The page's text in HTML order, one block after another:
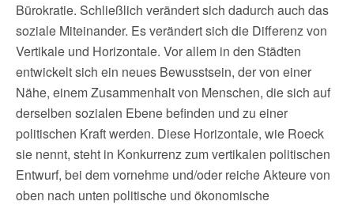
Bürokratie. Schließlich verändert sich dadurch auch das
soziale Miteinander. Es verändert sich die Differenz von
Vertikale und Horizontale. Vor allem in den Städten
entwickelt sich ein neues Bewusstsein, der von einer
Nähe, einem Zusammenhalt von Menschen, die sich auf
derselben sozialen Ebene befinden und zu einer
politischen Kraft werden. Diese Horizontale, wie Roeck
sie nennt, steht in Konkurrenz zum vertikalen politischen
Entwurf, bei dem vornehme und/oder reiche Akteure von
oben nach unten politische und ökonomische